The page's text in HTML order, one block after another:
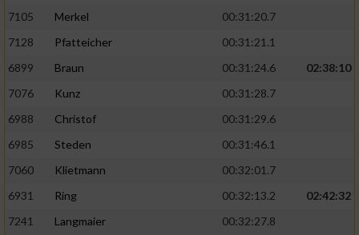
7105
Merkel
00:31:20.7
7128
Pfatteicher
00:31:21.1
6899
Braun 00:31:24.6
02:38:10
7076
Kunz
00:31:28.7
6988
Christof
00:31:29.6
6985
Steden
00:31:46.1
7060
Klietmann
00:32:01.7
6931
Ring 00:32:13.2
02:42:32
7241
Langmaier
00:32:27.8